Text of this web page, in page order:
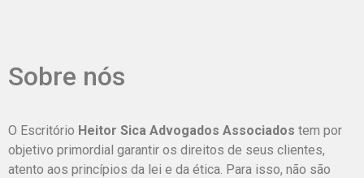
Sobre nós
O Escritório Heitor Sica Advogados Associados tem por
objetivo primordial garantir os direitos de seus clientes,
atento aos princípios da lei e da ética. Para isso, não são